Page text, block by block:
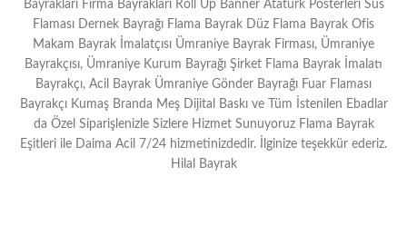
Bayrakları Firma Bayrakları Roll Up Banner Atatürk Posterleri Süs
Flaması Dernek Bayrağı Flama Bayrak Düz Flama Bayrak Ofis
Makam Bayrak İmalatçısı Ümraniye Bayrak Firması, Ümraniye
Bayrakçısı, Ümraniye Kurum Bayrağı Şirket Flama Bayrak İmalatı
Bayrakçı, Acil Bayrak Ümraniye Gönder Bayrağı Fuar Flaması
Bayrakçı Kumaş Branda Meş Dijital Baskı ve Tüm İstenilen Ebadlar
da Özel Siparişlenizle Sizlere Hizmet Sunuyoruz Flama Bayrak
Eşitleri ile Daima Acil 7/24 hizmetinizdedir. İlginize teşekkür ederiz.
Hilal Bayrak